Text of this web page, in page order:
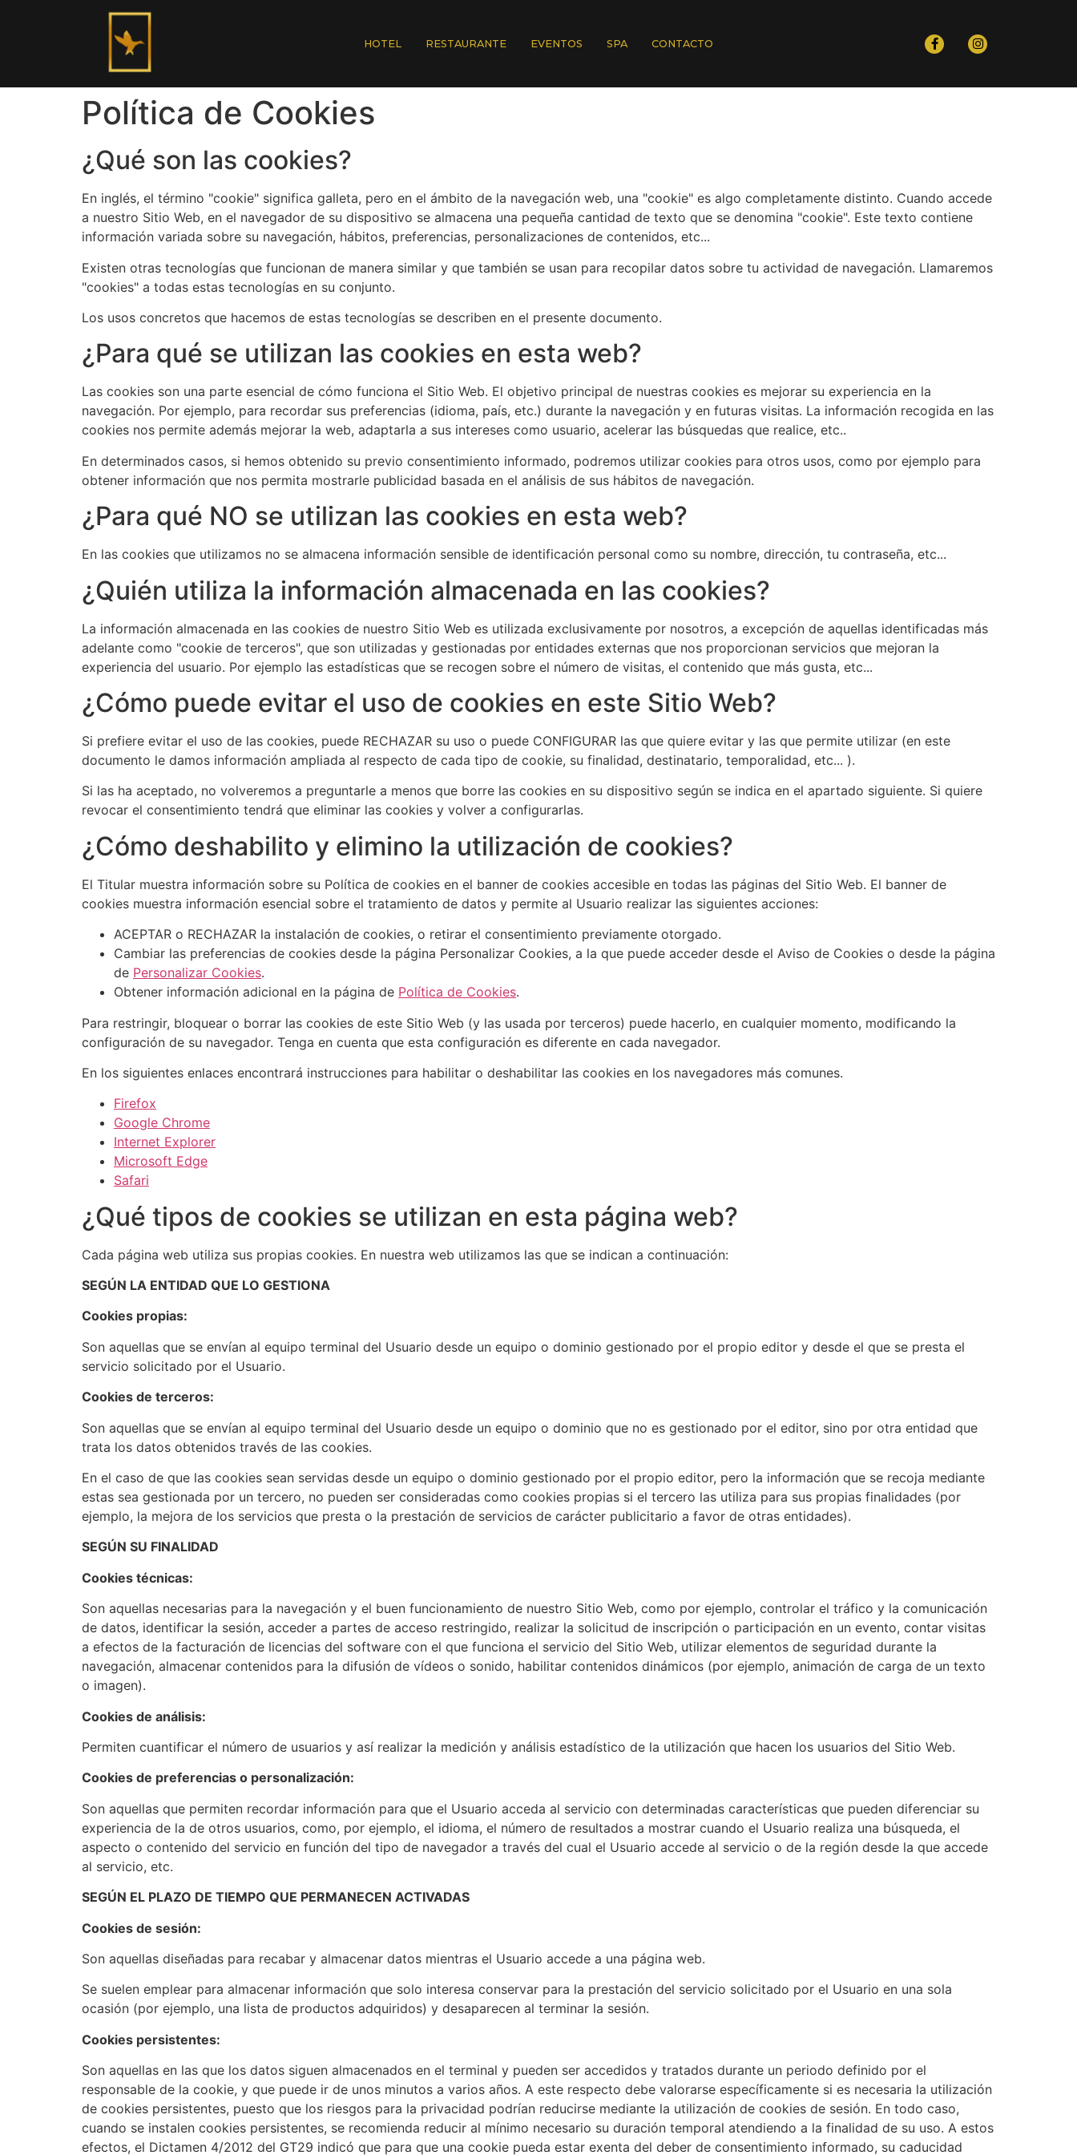
HOTEL RESTAURANTE EVENTOS SPA CONTACTO
Política de Cookies
¿Qué son las cookies?
En inglés, el término "cookie" significa galleta, pero en el ámbito de la navegación web, una "cookie" es algo completamente distinto. Cuando accede
a nuestro Sitio Web, en el navegador de su dispositivo se almacena una pequeña cantidad de texto que se denomina "cookie". Este texto contiene
información variada sobre su navegación, hábitos, preferencias, personalizaciones de contenidos, etc...
Existen otras tecnologías que funcionan de manera similar y que también se usan para recopilar datos sobre tu actividad de navegación. Llamaremos
"cookies" a todas estas tecnologías en su conjunto.
Los usos concretos que hacemos de estas tecnologías se describen en el presente documento.
¿Para qué se utilizan las cookies en esta web?
Las cookies son una parte esencial de cómo funciona el Sitio Web. El objetivo principal de nuestras cookies es mejorar su experiencia en la
navegación. Por ejemplo, para recordar sus preferencias (idioma, país, etc.) durante la navegación y en futuras visitas. La información recogida en las
cookies nos permite además mejorar la web, adaptarla a sus intereses como usuario, acelerar las búsquedas que realice, etc..
En determinados casos, si hemos obtenido su previo consentimiento informado, podremos utilizar cookies para otros usos, como por ejemplo para
obtener información que nos permita mostrarle publicidad basada en el análisis de sus hábitos de navegación.
¿Para qué NO se utilizan las cookies en esta web?
En las cookies que utilizamos no se almacena información sensible de identificación personal como su nombre, dirección, tu contraseña, etc...
¿Quién utiliza la información almacenada en las cookies?
La información almacenada en las cookies de nuestro Sitio Web es utilizada exclusivamente por nosotros, a excepción de aquellas identificadas más
adelante como "cookie de terceros", que son utilizadas y gestionadas por entidades externas que nos proporcionan servicios que mejoran la
experiencia del usuario. Por ejemplo las estadísticas que se recogen sobre el número de visitas, el contenido que más gusta, etc...
¿Cómo puede evitar el uso de cookies en este Sitio Web?
Si prefiere evitar el uso de las cookies, puede RECHAZAR su uso o puede CONFIGURAR las que quiere evitar y las que permite utilizar (en este
documento le damos información ampliada al respecto de cada tipo de cookie, su finalidad, destinatario, temporalidad, etc... ).
Si las ha aceptado, no volveremos a preguntarle a menos que borre las cookies en su dispositivo según se indica en el apartado siguiente. Si quiere
revocar el consentimiento tendrá que eliminar las cookies y volver a configurarlas.
¿Cómo deshabilito y elimino la utilización de cookies?
El Titular muestra información sobre su Política de cookies en el banner de cookies accesible en todas las páginas del Sitio Web. El banner de
cookies muestra información esencial sobre el tratamiento de datos y permite al Usuario realizar las siguientes acciones:
ACEPTAR o RECHAZAR la instalación de cookies, o retirar el consentimiento previamente otorgado.
Cambiar las preferencias de cookies desde la página Personalizar Cookies, a la que puede acceder desde el Aviso de Cookies o desde la página
de Personalizar Cookies.
Obtener información adicional en la página de Política de Cookies.
Para restringir, bloquear o borrar las cookies de este Sitio Web (y las usada por terceros) puede hacerlo, en cualquier momento, modificando la
configuración de su navegador. Tenga en cuenta que esta configuración es diferente en cada navegador.
En los siguientes enlaces encontrará instrucciones para habilitar o deshabilitar las cookies en los navegadores más comunes.
Firefox
Google Chrome
Internet Explorer
Microsoft Edge
Safari
¿Qué tipos de cookies se utilizan en esta página web?
Cada página web utiliza sus propias cookies. En nuestra web utilizamos las que se indican a continuación:
SEGÚN LA ENTIDAD QUE LO GESTIONA
Cookies propias:
Son aquellas que se envían al equipo terminal del Usuario desde un equipo o dominio gestionado por el propio editor y desde el que se presta el
servicio solicitado por el Usuario.
Cookies de terceros:
Son aquellas que se envían al equipo terminal del Usuario desde un equipo o dominio que no es gestionado por el editor, sino por otra entidad que
trata los datos obtenidos través de las cookies.
En el caso de que las cookies sean servidas desde un equipo o dominio gestionado por el propio editor, pero la información que se recoja mediante
estas sea gestionada por un tercero, no pueden ser consideradas como cookies propias si el tercero las utiliza para sus propias finalidades (por
ejemplo, la mejora de los servicios que presta o la prestación de servicios de carácter publicitario a favor de otras entidades).
SEGÚN SU FINALIDAD
Cookies técnicas:
Son aquellas necesarias para la navegación y el buen funcionamiento de nuestro Sitio Web, como por ejemplo, controlar el tráfico y la comunicación
de datos, identificar la sesión, acceder a partes de acceso restringido, realizar la solicitud de inscripción o participación en un evento, contar visitas
a efectos de la facturación de licencias del software con el que funciona el servicio del Sitio Web, utilizar elementos de seguridad durante la
navegación, almacenar contenidos para la difusión de vídeos o sonido, habilitar contenidos dinámicos (por ejemplo, animación de carga de un texto
o imagen).
Cookies de análisis:
Permiten cuantificar el número de usuarios y así realizar la medición y análisis estadístico de la utilización que hacen los usuarios del Sitio Web.
Cookies de preferencias o personalización:
Son aquellas que permiten recordar información para que el Usuario acceda al servicio con determinadas características que pueden diferenciar su
experiencia de la de otros usuarios, como, por ejemplo, el idioma, el número de resultados a mostrar cuando el Usuario realiza una búsqueda, el
aspecto o contenido del servicio en función del tipo de navegador a través del cual el Usuario accede al servicio o de la región desde la que accede
al servicio, etc.
SEGÚN EL PLAZO DE TIEMPO QUE PERMANECEN ACTIVADAS
Cookies de sesión:
Son aquellas diseñadas para recabar y almacenar datos mientras el Usuario accede a una página web.
Se suelen emplear para almacenar información que solo interesa conservar para la prestación del servicio solicitado por el Usuario en una sola
ocasión (por ejemplo, una lista de productos adquiridos) y desaparecen al terminar la sesión.
Cookies persistentes:
Son aquellas en las que los datos siguen almacenados en el terminal y pueden ser accedidos y tratados durante un periodo definido por el
responsable de la cookie, y que puede ir de unos minutos a varios años. A este respecto debe valorarse específicamente si es necesaria la utilización
de cookies persistentes, puesto que los riesgos para la privacidad podrían reducirse mediante la utilización de cookies de sesión. En todo caso,
cuando se instalen cookies persistentes, se recomienda reducir al mínimo necesario su duración temporal atendiendo a la finalidad de su uso. A estos
efectos, el Dictamen 4/2012 del GT29 indicó que para que una cookie pueda estar exenta del deber de consentimiento informado, su caducidad